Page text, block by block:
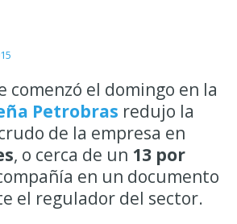
comenzó el domingo en la
Petrobras redujo la
de la empresa en
, o cerca de un 13 por
en un documento
el regulador del sector.